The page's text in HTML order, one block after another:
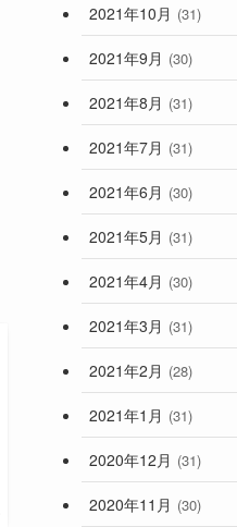
2021年10月 (31)
2021年9月 (30)
2021年8月 (31)
2021年7月 (31)
2021年6月 (30)
2021年5月 (31)
2021年4月 (30)
2021年3月 (31)
2021年2月 (28)
2021年1月 (31)
2020年12月 (31)
2020年11月 (30)